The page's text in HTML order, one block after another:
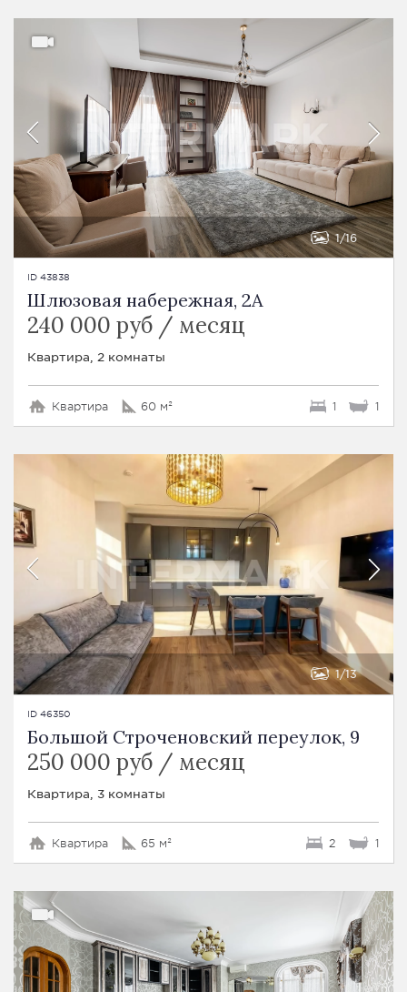
1 16
ID 43838
Шлюзовая набережная, 2A
240 000 руб / месяц
Квартира, 2 комнаты
Квартира 60 м² 1 1
1 13
ID 46350
Большой Строченовский переулок, 9
250 000 руб / месяц
Квартира, 3 комнаты
Квартира 65 м² 2 1